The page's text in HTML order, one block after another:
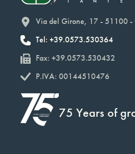
Via del Girone, 17 - 51100 -
Tel: +39.0573.530364
Fax: +39.0573.530432
P.IVA: 00144510476
75 Years of